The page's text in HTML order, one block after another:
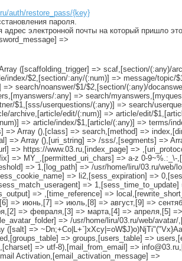
auth/restore_pass/{key}
пароля.
электронной почты на который пришло
=>
([scaffolding_trigger] => scaf,[section/(:any)/
$2,[section/:any/(:num)] => message/topic/
search/noanswer/$1/$2,[section/(:any)/
:any] => search/
$1,[sss/userquestions/(:any)] => search/
archive,[article/edit/(:num)] => article/edit/
=> article/index/$1,[article/(:any)] => terms/
=> Array (),[class] => search,[method] =>
=> Array (),[uri_string] => /sss/,[segments] =>
=> https://www.03.ru,[index_page] =>
=> MY_,[permitted_uri_chars] => a-z 0-
=> 1,[log_path] => /usr/home/liru/03.ru/
=> li2,[sess_expiration] =>
=>
=> ,[time_reference] =>
=> июнь,[7] => июль,[8] => август,[9] =>
=> февраля,[3] => марта,[4] => апреля,[5]
=> /usr/home/liru/03.ru/web/
([salt] =>
=> groups,[users_table] =>
=> utf-8),[mail_from_email] =>
Activation,[email_activation_message] =>